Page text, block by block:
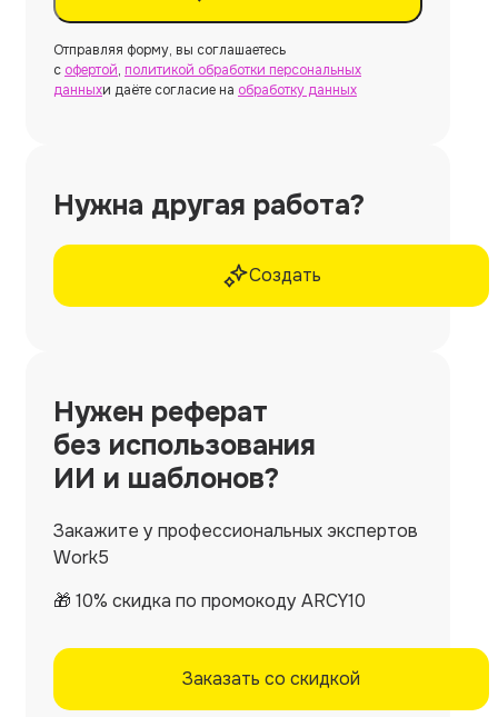
Отправляя форму, вы соглашаетесь
с офертой, политикой обработки персональных
данныхи даёте согласие на обработку данных
Нужна другая работа?
Создать
Нужен реферат
без использования
ИИ и шаблонов?
Закажите у профессиональных экспертов
Work5
🎁 10% скидка по промокоду ARCY10
Заказать со скидкой